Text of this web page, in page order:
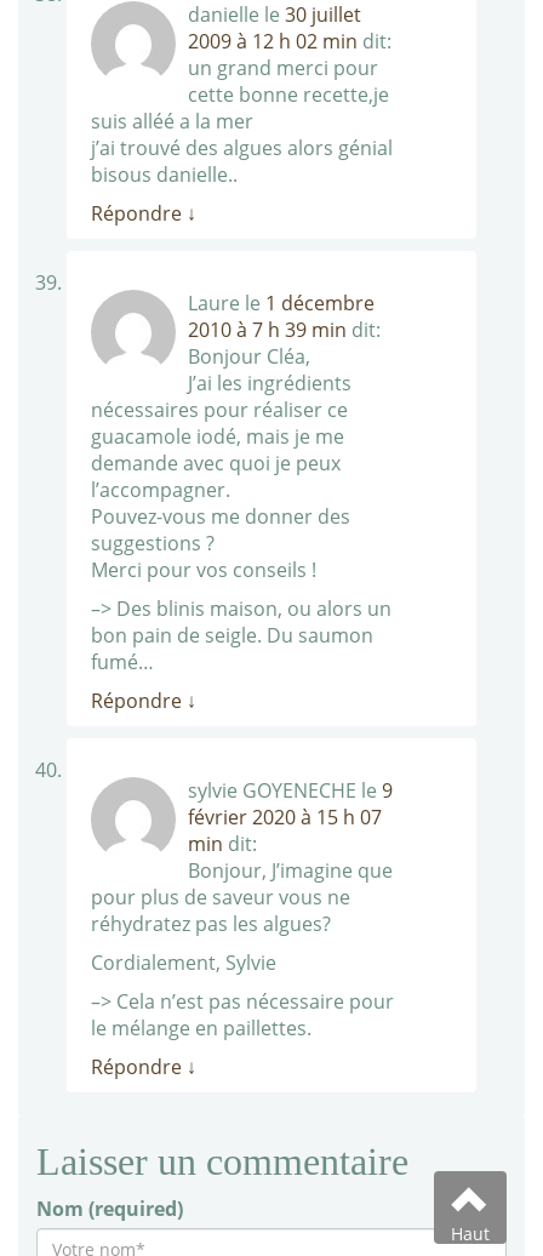
danielle le 30 juillet
2009 à 12 h 02 min dit:
un grand merci pour
cette bonne recette,je
suis alléé a la mer
j’ai trouvé des algues alors génial
bisous danielle..
Répondre ↓
Laure le 1 décembre
2010 à 7 h 39 min dit:
Bonjour Cléa,
J’ai les ingrédients
nécessaires pour réaliser ce
guacamole iodé, mais je me
demande avec quoi je peux
l’accompagner.
Pouvez-vous me donner des
suggestions ?
Merci pour vos conseils !
–> Des blinis maison, ou alors un
bon pain de seigle. Du saumon
fumé…
Répondre ↓
sylvie GOYENECHE le 9
février 2020 à 15 h 07
min dit:
Bonjour, J’imagine que
pour plus de saveur vous ne
réhydratez pas les algues?
Cordialement, Sylvie
–> Cela n’est pas nécessaire pour
le mélange en paillettes.
Répondre ↓
Laisser un commentaire
Nom (required)
Haut